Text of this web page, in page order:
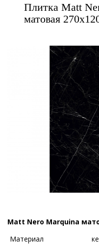
Плитка Matt
матовая
Matt Nero Marquina
Материал